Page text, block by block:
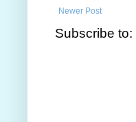
Newer Post
Subscribe to: